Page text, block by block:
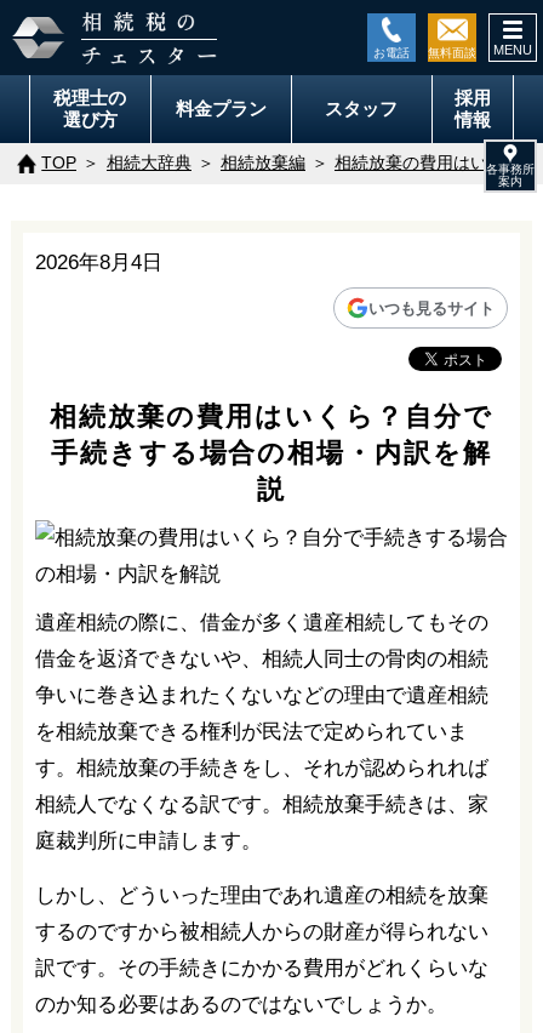
税理士の
選び方
料金プラン スタッフ
採用
情報
TOP 相続大辞典 相続放棄編 相続放棄の費用はいくら
2026年8月4日
いつも見るサイト
相続放棄の費用はいくら？自分で
手続きする場合の相場・内訳を解
説
遺産相続の際に、借金が多く遺産相続してもその
借金を返済できないや、相続人同士の骨肉の相続
争いに巻き込まれたくないなどの理由で遺産相続
を相続放棄できる権利が民法で定められていま
す。相続放棄の手続きをし、それが認められれば
相続人でなくなる訳です。相続放棄手続きは、家
庭裁判所に申請します。
しかし、どういった理由であれ遺産の相続を放棄
するのですから被相続人からの財産が得られない
訳です。その手続きにかかる費用がどれくらいな
のか知る必要はあるのではないでしょうか。